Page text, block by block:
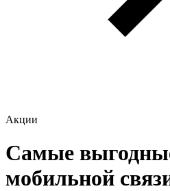
Акции
Самые
мобильной